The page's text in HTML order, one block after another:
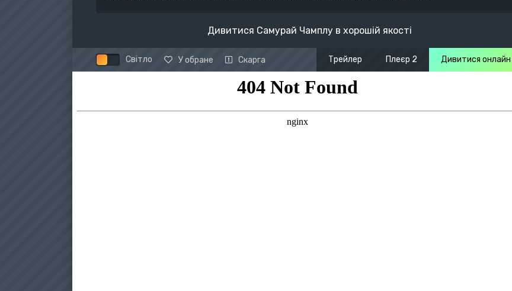
Дивитися Самурай Чамплу в хорошій якості
Світло У обране Скарга Дивитися онлайн
Плеєр 2
Трейлер